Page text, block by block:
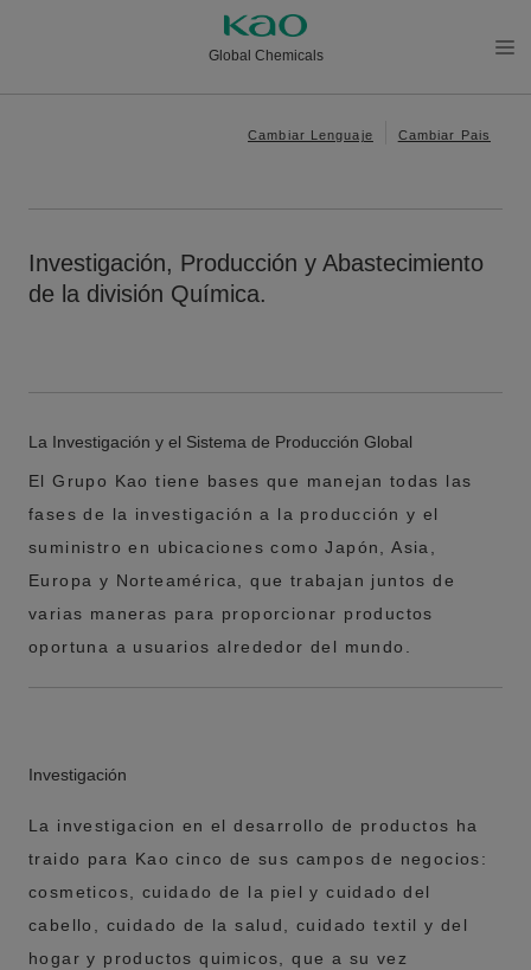
Global Chemicals
を開
Cambiar Lenguaje Cambiar Pais
Investigación, Producción y Abastecimiento
de la división Química.
La Investigación y el Sistema de Producción Global
El Grupo Kao tiene bases que manejan todas las
fases de la investigación a la producción y el
suministro en ubicaciones como Japón, Asia,
Europa y Norteamérica, que trabajan juntos de
varias maneras para proporcionar productos
oportuna a usuarios alrededor del mundo.
Investigación
La investigacion en el desarrollo de productos ha
traido para Kao cinco de sus campos de negocios:
cosmeticos, cuidado de la piel y cuidado del
cabello, cuidado de la salud, cuidado textil y del
hogar y productos quimicos, que a su vez